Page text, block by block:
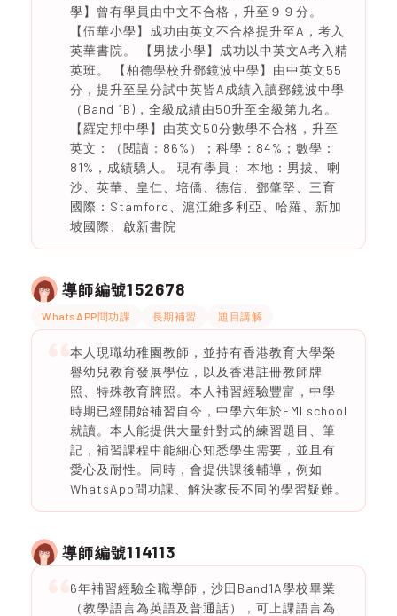
學】曾有學員由中文不合格，升至９９分。
【伍華小學】成功由英文不合格提升至A，考入
英華書院。 【男拔小學】成功以中英文A考入精
英班。 【柏德學校升鄧鏡波中學】由中英文55
分，提升至呈分試中英皆A成績入讀鄧鏡波中學
（Band 1B)，全級成績由50升至全級第九名。
【羅定邦中學】由英文50分數學不合格，升至
英文：（閱讀：86%）；科學：84%；數學：
81%，成績驕人。 現有學員： 本地：男拔、喇
沙、英華、皇仁、培僑、德信、鄧肇堅、三育
國際：Stamford、滬江維多利亞、哈羅、新加
坡國際、啟新書院
導師編號152678
WhatsAPP問功課 長期補習 題目講解
本人現職幼稚園教師，並持有香港教育大學榮
譽幼兒教育發展學位，以及香港註冊教師牌
照、特殊教育牌照。本人補習經驗豐富，中學
時期已經開始補習自今，中學六年於EMI school
就讀。本人能提供大量針對式的練習題目、筆
記，補習課程中能細心知悉學生需要，並且有
愛心及耐性。同時，會提供課後輔導，例如
WhatsApp問功課、解決家長不同的學習疑難。
導師編號114113
6年補習經驗全職導師，沙田Band1A學校畢業
（教學語言為英語及普通話），可上課語言為